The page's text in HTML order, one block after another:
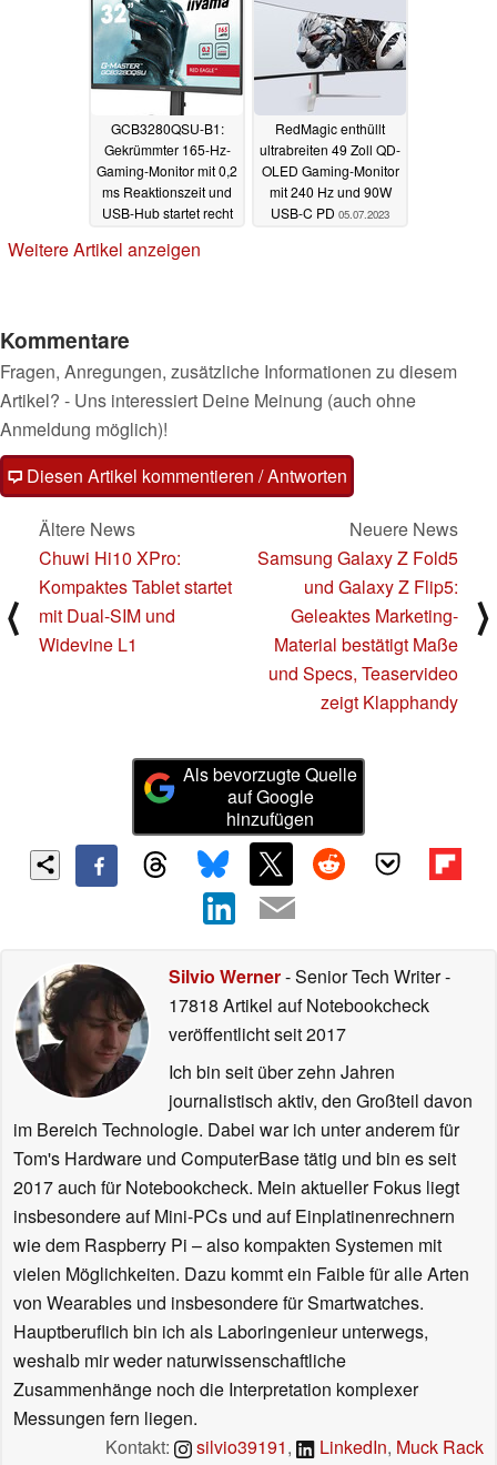
GCB3280QSU-B1:
Gekrümmter 165-Hz-
Gaming-Monitor mit 0,2
ms Reaktionszeit und
USB-Hub startet recht
RedMagic enthüllt
ultrabreiten 49 Zoll QD-
OLED Gaming-Monitor
mit 240 Hz und 90W
USB-C PD 05.07.2023
Weitere Artikel anzeigen
Kommentare
Fragen, Anregungen, zusätzliche Informationen zu diesem
Artikel? - Uns interessiert Deine Meinung (auch ohne
Anmeldung möglich)!
Diesen Artikel kommentieren / Antworten
⟨
Ältere News
Chuwi Hi10 XPro:
Kompaktes Tablet startet
mit Dual-SIM und
Widevine L1
Neuere News
Samsung Galaxy Z Fold5
und Galaxy Z Flip5:
Geleaktes Marketing-
Material bestätigt Maße
und Specs, Teaservideo
zeigt Klapphandy
⟩
Als bevorzugte Quelle
auf Google
hinzufügen
Silvio Werner- Senior Tech Writer-
17818 Artikel auf Notebookcheck
veröffentlichtseit 2017
Ich bin seit über zehn Jahren
journalistisch aktiv, den Großteil davon
im Bereich Technologie. Dabei war ich unter anderem für
Tom's Hardware und ComputerBase tätig und bin es seit
2017 auch für Notebookcheck. Mein aktueller Fokus liegt
insbesondere auf Mini-PCs und auf Einplatinenrechnern
wie dem Raspberry Pi – also kompakten Systemen mit
vielen Möglichkeiten. Dazu kommt ein Faible für alle Arten
von Wearables und insbesondere für Smartwatches.
Hauptberuflich bin ich als Laboringenieur unterwegs,
weshalb mir weder naturwissenschaftliche
Zusammenhänge noch die Interpretation komplexer
Messungen fern liegen.
Kontakt:
silvio39191, LinkedIn, Muck Rack